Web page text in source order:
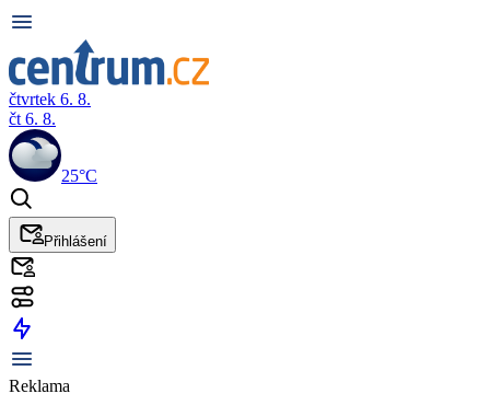
čtvrtek 6. 8.
čt 6. 8.
25°C
Přihlášení
Reklama